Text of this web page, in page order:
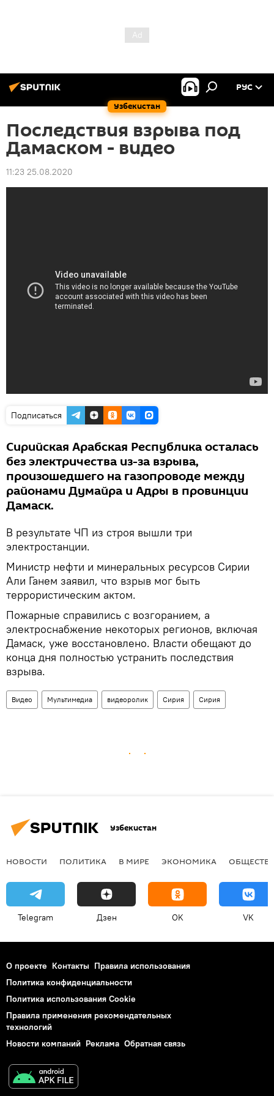
Узбекистан
РУС
Последствия взрыва под
Дамаском - видео
11:23 25.08.2020
Подписаться
Сирийская Арабская Республика осталась
без электричества из-за взрыва,
произошедшего на газопроводе между
районами Думайра и Адры в провинции
Дамаск.
В результате ЧП из строя вышли три
электростанции.
Министр нефти и минеральных ресурсов Сирии
Али Ганем заявил, что взрыв мог быть
террористическим актом.
Пожарные справились с возгоранием, а
электроснабжение некоторых регионов, включая
Дамаск, уже восстановлено. Власти обещают до
конца дня полностью устранить последствия
взрыва.
Видео Мультимедиа видеоролик Сирия Сирия
Узбекистан
НОВОСТИ ПОЛИТИКА В МИРЕ ЭКОНОМИКА
Telegram Дзен OK VK
О проекте Контакты Правила использования
Политика конфиденциальности
Политика использования Cookie
Правила применения рекомендательных
технологий
Новости компаний Реклама Обратная связь